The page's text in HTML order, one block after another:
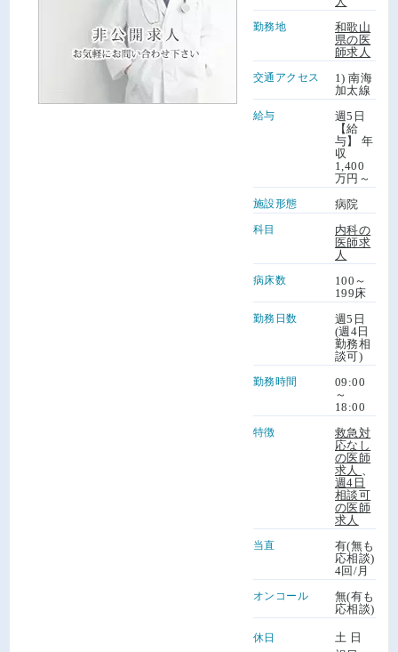
勤務地
和歌山
県の医
師求人
交通アクセス
1) 南海
加太線
給与
週5日
【給
与】 年
収
1,400
万円～
施設形態 病院
科目
内科の
医師求
人
病床数
100～
199床
勤務日数
週5日
(週4日
勤務相
談可)
勤務時間
09:00
～
18:00
特徴
救急対
応なし
の医師
求人
週4日
相談可
の医師
求人
当直
有(無も
応相談)
4回/月
オンコール
無(有も
応相談)
休日
土 日